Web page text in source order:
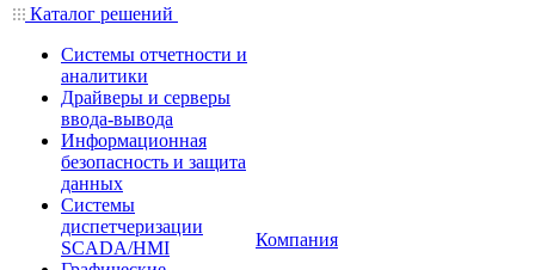
Каталог решений
Системы отчетности и
аналитики
Драйверы и серверы
ввода-вывода
Информационная
безопасность и защита
данных
Системы
диспетчеризации
SCADA/HMI
Компания